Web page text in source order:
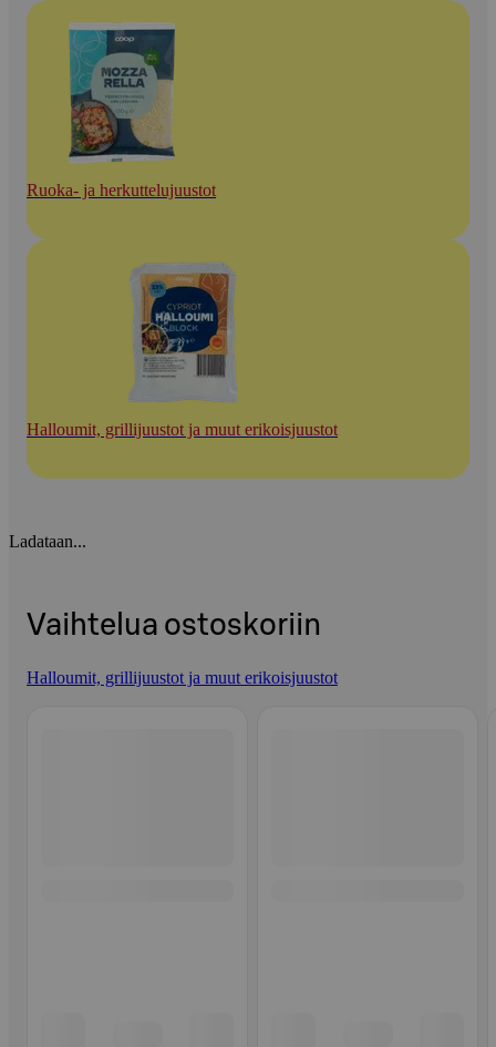
Ruoka- ja herkuttelujuustot
Halloumit, grillijuustot ja muut erikoisjuustot
Ladataan...
Vaihtelua ostoskoriin
Halloumit, grillijuustot ja muut erikoisjuustot